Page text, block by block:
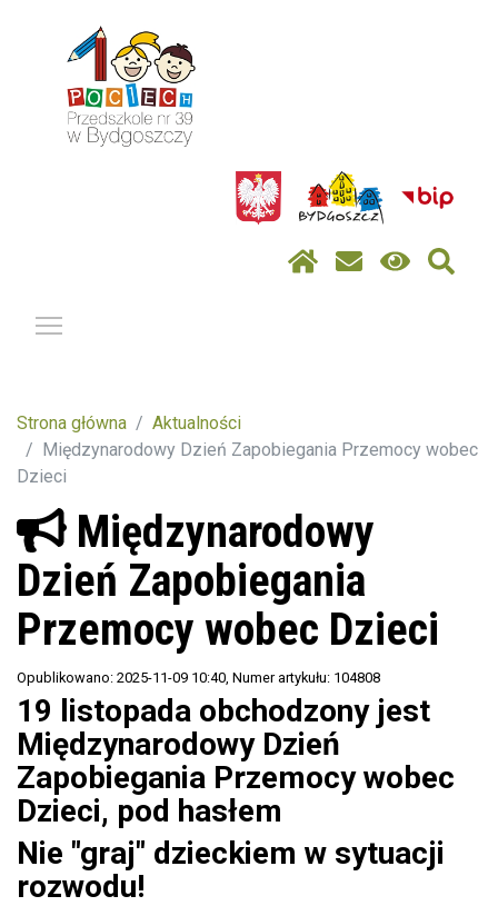
Strona główna
Aktualności
Międzynarodowy Dzień Zapobiegania Przemocy wobec
Dzieci
Międzynarodowy
Dzień Zapobiegania
Przemocy wobec Dzieci
Opublikowano: 2025-11-09 10:40 , Numer artykułu: 104808
19 listopada obchodzony jest
Międzynarodowy Dzień
Zapobiegania Przemocy wobec
Dzieci, pod hasłem
Nie "graj" dzieckiem w sytuacji
rozwodu!